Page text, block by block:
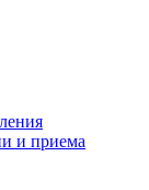
и приема